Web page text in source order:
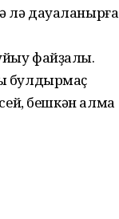
лә дауаланырға
файҙалы.
булдырмаҫ
бешкән алма